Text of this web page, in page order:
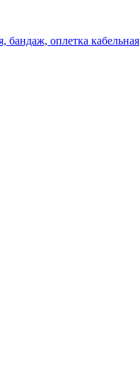
бандаж, оплетка кабельная